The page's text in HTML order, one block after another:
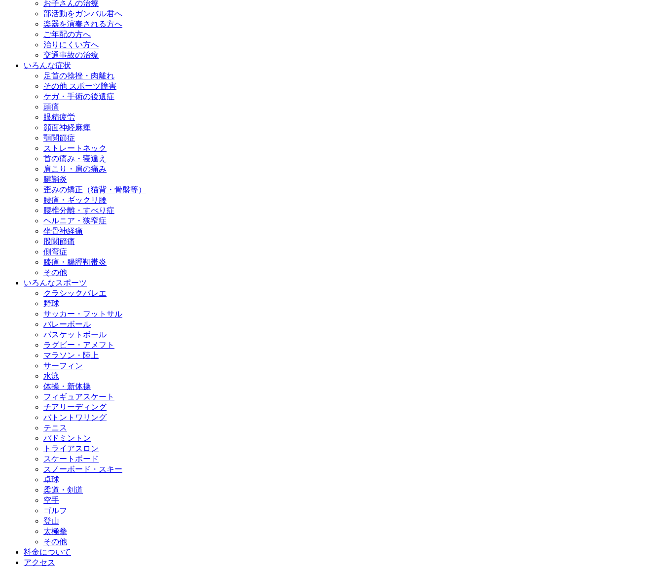
お子さんの治療
部活動をガンバル君へ
楽器を演奏される方へ
ご年配の方へ
治りにくい方へ
交通事故の治療
いろんな症状
足首の捻挫・肉離れ
その他 スポーツ障害
ケガ・手術の後遺症
頭痛
眼精疲労
顔面神経麻痺
顎関節症
ストレートネック
首の痛み・寝違え
肩こり・肩の痛み
腱鞘炎
歪みの矯正（猫背・骨盤等）
腰痛・ギックリ腰
腰椎分離・すべり症
ヘルニア・狭窄症
坐骨神経痛
股関節痛
側弯症
膝痛・腸脛靭帯炎
その他
いろんなスポーツ
クラシックバレエ
野球
サッカー・フットサル
バレーボール
バスケットボール
ラグビー・アメフト
マラソン・陸上
サーフィン
水泳
体操・新体操
フィギュアスケート
チアリーディング
バトントワリング
テニス
バドミントン
トライアスロン
スケートボード
スノーボード・スキー
卓球
柔道・剣道
空手
ゴルフ
登山
太極拳
その他
料金について
アクセス